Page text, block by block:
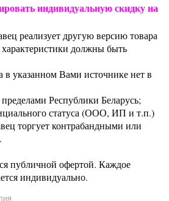
индивидуальную скидку на
реализует другую версию товара
должны быть
в указанном Вами источнике нет в
пределами Республики Беларусь;
статуса (ООО, ИП и т.п.)
торгует контрабандными или
публичной офертой. Каждое
индивидуально.